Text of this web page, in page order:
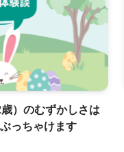
）のむずかしさは
っちゃけます